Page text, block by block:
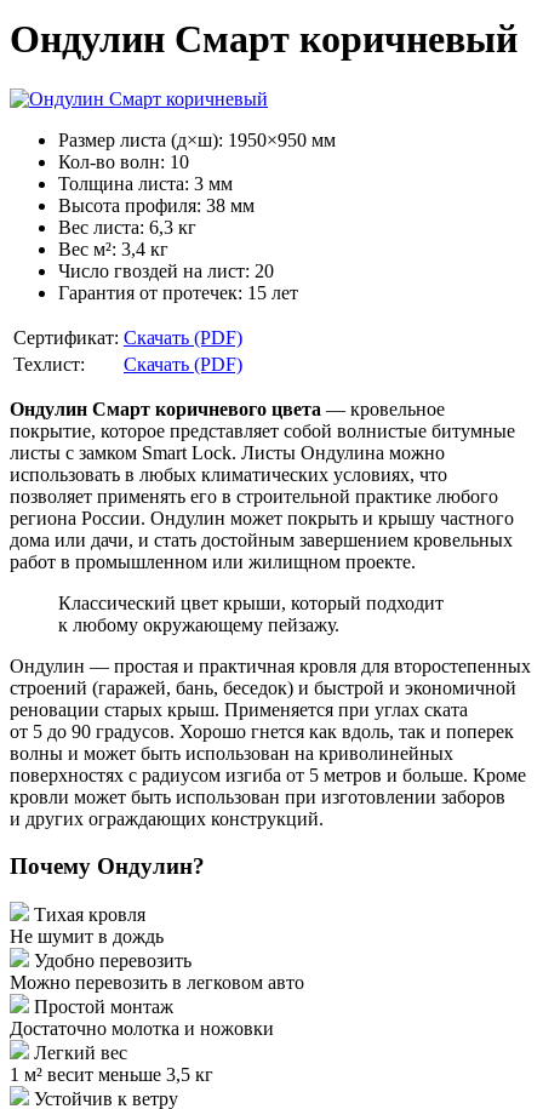
Ондулин Смарт коричневый
Размер листа (д×ш): 1950×950 мм
Кол-во волн: 10
Толщина листа: 3 мм
Высота профиля: 38 мм
Вес листа: 6,3 кг
Вес м²: 3,4 кг
Число гвоздей на лист: 20
Гарантия от протечек: 15 лет
Сертификат: Скачать (PDF)
Техлист:
Скачать (PDF)
Ондулин Смарт коричневого цвета — кровельное
покрытие, которое представляет собой волнистые битумные
листы с замком Smart Lock. Листы Ондулина можно
использовать в любых климатических условиях, что
позволяет применять его в строительной практике любого
региона России. Ондулин может покрыть и крышу частного
дома или дачи, и стать достойным завершением кровельных
работ в промышленном или жилищном проекте.
Классический цвет крыши, который подходит
к любому окружающему пейзажу.
Ондулин — простая и практичная кровля для второстепенных
строений (гаражей, бань, беседок) и быстрой и экономичной
реновации старых крыш. Применяется при углах ската
от 5 до 90 градусов. Хорошо гнется как вдоль, так и поперек
волны и может быть использован на криволинейных
поверхностях с радиусом изгиба от 5 метров и больше. Кроме
кровли может быть использован при изготовлении заборов
и других ограждающих конструкций.
Почему Ондулин?
Тихая кровля
Не шумит в дождь
Удобно перевозить
Можно перевозить в легковом авто
Простой монтаж
Достаточно молотка и ножовки
Легкий вес
1 м² весит меньше 3,5 кг
Устойчив к ветру